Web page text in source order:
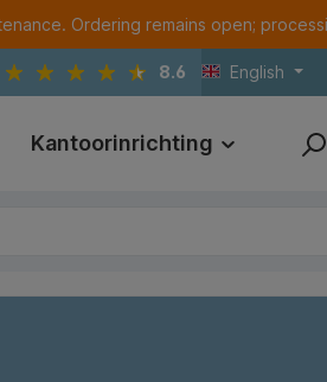
Ordering remains open;
8.6 English
Kantoorinrichting Print